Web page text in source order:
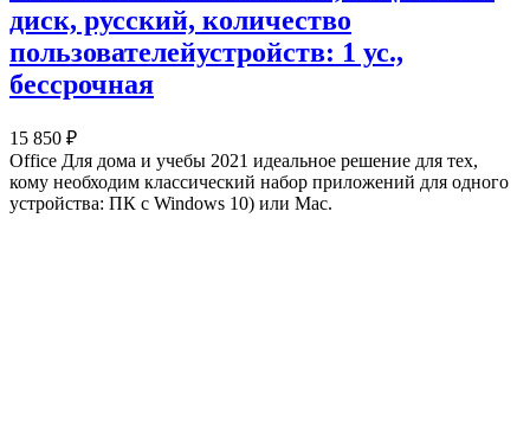
диск, русский, количество
пользователейустройств: 1 ус.,
бессрочная
15 850 ₽
Office Для дома и учебы 2021 идеальное решение для тех,
кому необходим классический набор приложений для одного
устройства: ПК c Windows 10) или Mac.